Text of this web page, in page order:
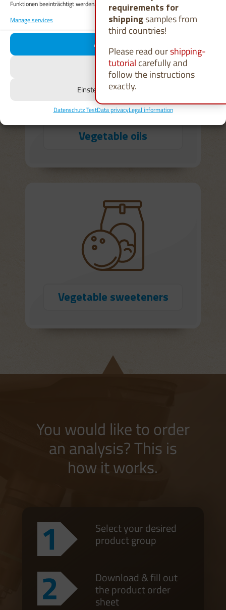
Funktionen beeinträchtigt werden.
Manage services
Akzeptieren
Ablehnen
Einstellungen ansehen
Datenschutz TestData privacyLegal information
Vegetable oils
Vegetable sweeteners
You would like to order
an analysis? This is
how it works.
Select your desired
product group
Download & fill out
the product order
sheet
requirements for
shippingsamples from
third countries!
Please read ourshipping-
tutorial carefully and
follow the instructions
exactly.